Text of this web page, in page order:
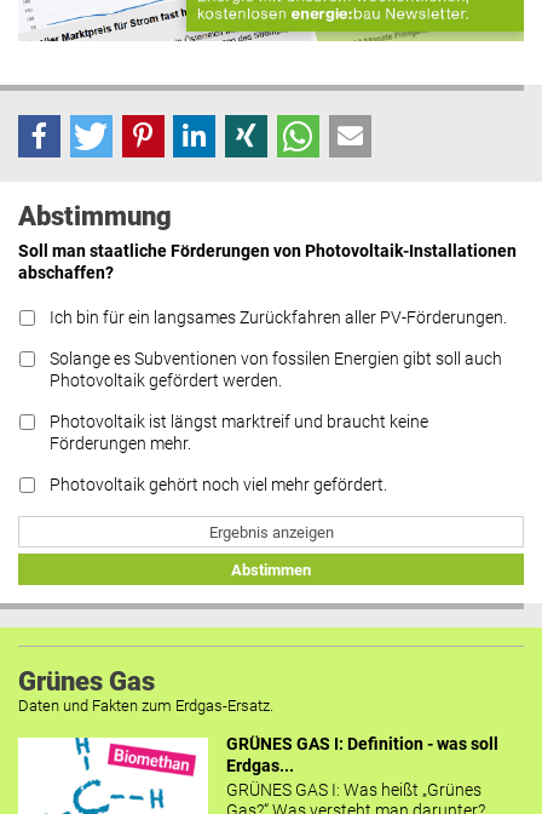
Abstimmung
Soll man staatliche Förderungen von Photovoltaik-Installationen
abschaffen?
Ich bin für ein langsames Zurückfahren aller PV-Förderungen.
Solange es Subventionen von fossilen Energien gibt soll auch
Photovoltaik gefördert werden.
Photovoltaik ist längst marktreif und braucht keine
Förderungen mehr.
Photovoltaik gehört noch viel mehr gefördert.
Ergebnis anzeigen
Abstimmen
Grünes Gas
Daten und Fakten zum Erdgas-Ersatz.
GRÜNES GAS I: Definition - was soll
Erdgas...
GRÜNES GAS I: Was heißt „Grünes